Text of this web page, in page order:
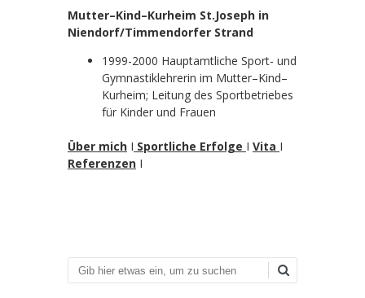
Mutter–Kind–Kurheim St.Joseph in
Niendorf/Timmendorfer Strand
1999-2000 Hauptamtliche Sport- und
Gymnastiklehrerin im Mutter–Kind–
Kurheim; Leitung des Sportbetriebes
für Kinder und Frauen
Über mich I Sportliche Erfolge I Vita I
Referenzen I
Suchen